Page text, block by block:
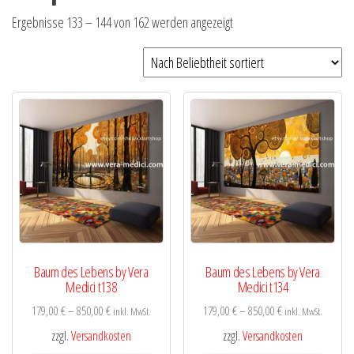
Ergebnisse 133 – 144 von 162 werden angezeigtNach
Beliebtheit
sortiert
Baum des Lebens by Vera
Medici t138
179,00€–850,00€ inkl. MwSt.
zzgl.Versandkosten
Baum des Lebens by Vera
Medici t134
179,00€–850,00€ inkl. MwSt.
zzgl.Versandkosten